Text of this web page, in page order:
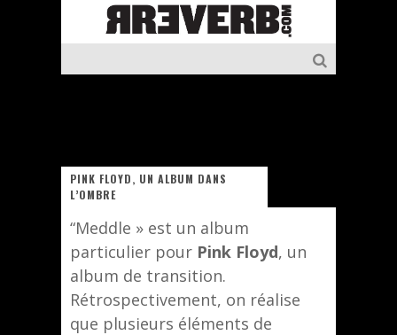
PINK FLOYD, UN ALBUM DANS
L’OMBRE
“Meddle » est un album
particulier pour Pink Floyd, un
album de transition.
Rétrospectivement, on réalise
que plusieurs éléments de